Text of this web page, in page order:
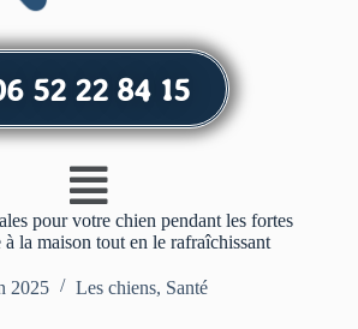
52 22 84 15
pour votre chien pendant les fortes
la maison tout en le rafraîchissant
2025 Les chiens, Santé